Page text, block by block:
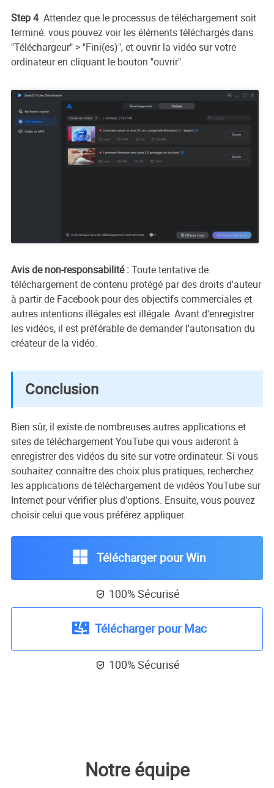
Step 4. Attendez que le processus de téléchargement soit
terminé. vous pouvez voir les éléments téléchargés dans
"Téléchargeur" > "Fini(es)", et ouvrir la vidéo sur votre
ordinateur en cliquant le bouton "ouvrir".
Avis de non-responsabilité :Toute tentative de
téléchargement de contenu protégé par des droits d'auteur
à partir de Facebook pour des objectifs commerciales et
autres intentions illégales est illégale. Avant d'enregistrer
les vidéos, il est préférable de demander l'autorisation du
créateur de la vidéo.
Conclusion
Bien sûr, il existe de nombreuses autres applications et
sites de téléchargement YouTube qui vous aideront à
enregistrer des vidéos du site sur votre ordinateur. Si vous
souhaitez connaître des choix plus pratiques, recherchez
les applications de téléchargement de vidéos YouTube sur
Internet pour vérifier plus d'options. Ensuite, vous pouvez
choisir celui que vous préférez appliquer.
Télécharger pour Win
 100% Sécurisé
Télécharger pour Mac
 100% Sécurisé
Notre équipe